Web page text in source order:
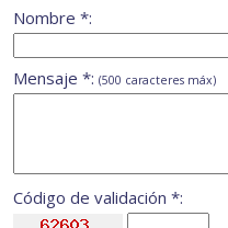
Nombre *:
Mensaje *: (500 caracteres máx)
Código de validación *: